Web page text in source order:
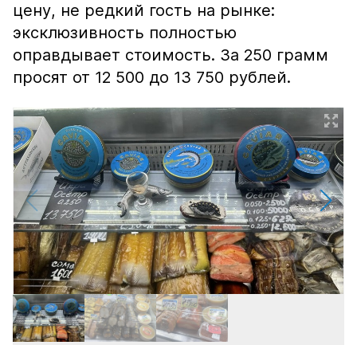
цену, не редкий гость на рынке:
эксклюзивность полностью
оправдывает стоимость. За 250 грамм
просят от 12 500 до 13 750 рублей.